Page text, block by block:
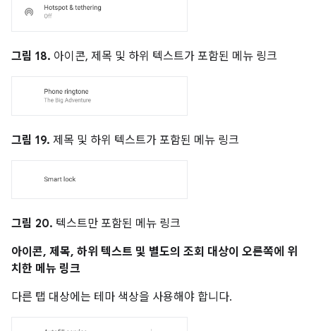
그림 18. 아이콘, 제목 및 하위 텍스트가 포함된 메뉴 링크
그림 19. 제목 및 하위 텍스트가 포함된 메뉴 링크
그림 20. 텍스트만 포함된 메뉴 링크
아이콘, 제목, 하위 텍스트 및 별도의 조회 대상이 오른쪽에 위
치한 메뉴 링크
다른 탭 대상에는 테마 색상을 사용해야 합니다.